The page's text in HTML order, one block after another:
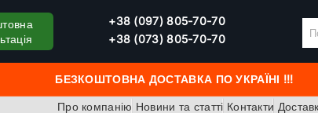
БЕЗКОШТОВНА ДОСТАВКА ПО УКРАЇНІ !!!
+38 (097) 805-70-70
+38 (073) 805-70-70
Про компанію Новини та статті Контакти